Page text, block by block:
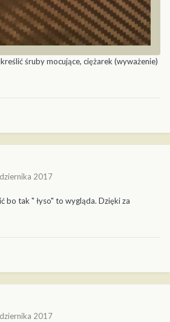
śruby mocujące, ciężarek (wyważenie)
2017
bo tak " łyso" to wygląda. Dzięki za
2017